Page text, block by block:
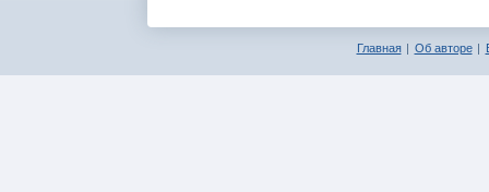
Главная Об авторе